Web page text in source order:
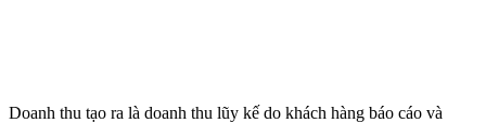
Doanh thu tạo ra là doanh thu lũy kế do khách hàng báo cáo và